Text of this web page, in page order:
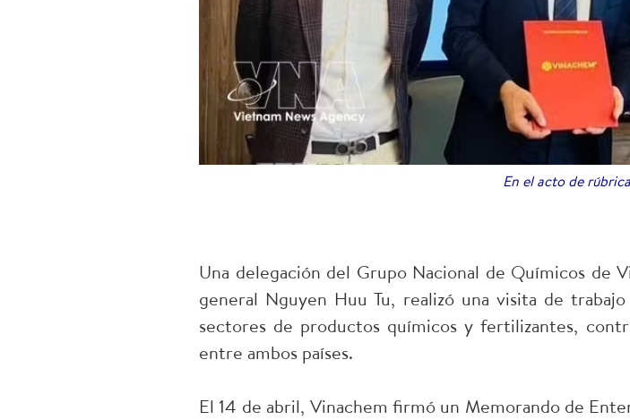
En el acto de
Una delegación del Grupo Nacional de Químicos de
general Nguyen Huu Tu, realizó una visita de
sectores de productos químicos y fertilizantes,
entre ambos países.
El 14 de abril, Vinachem firmó un Memorando de